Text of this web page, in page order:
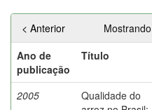
< Anterior
Ano de
publicação
Título
2005
Qualidade do